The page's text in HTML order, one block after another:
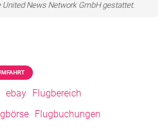
United News Network GmbH gestattet.
ebay
Flugbereich
Flugbuchungen